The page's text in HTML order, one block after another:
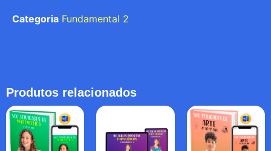
Categoria Fundamental 2
Produtos relacionados